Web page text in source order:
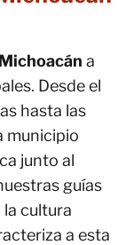
a
Desde el
hasta las
municipio
junto al
guías
cultura
a esta